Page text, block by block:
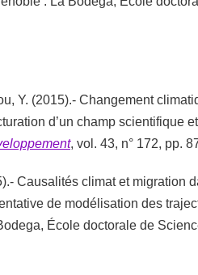
Y. (2015).- Changement
d’un champ scientifique
, vol. 43, n° 172, pp.
Causalités climat et migration
de modélisation des
École doctorale de